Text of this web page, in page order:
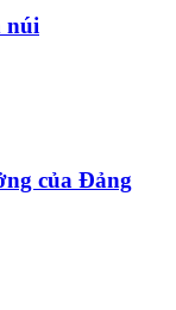
núi
của Đảng